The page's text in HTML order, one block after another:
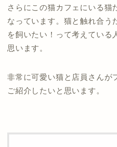
さらにこの猫カフェにいる猫
なっています。猫と触れ合う
を飼いたい！って考えている
思います。
非常に可愛い猫と店員さんが
ご紹介したいと思います。